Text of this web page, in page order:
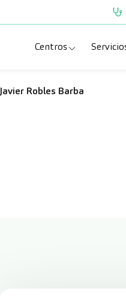
Centros
Clínica CreuBlanca
Javier Robles Barba